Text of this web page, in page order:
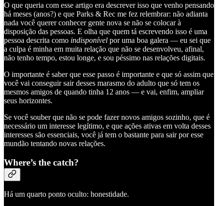
O que queria com esse artigo era descrever isso que venho pensando
há meses (anos?) e que Parks & Rec me fez relembrar: não adianta
nada você querer conhecer gente nova se não se colocar à
disposição das pessoas. E olha que quem tá escrevendo isso é uma
pessoa descrita como indisponível por uma boa galera — eu sei que
a culpa é minha em muita relação que não se desenvolveu, afinal,
não tenho tempo, estou longe, e sou péssimo nas relações digitais.
O importante é saber que esse passo é importante e que só assim que
você vai conseguir sair desses marasmo do adulto que só tem os
mesmos amigos de quando tinha 12 anos — e vai, enfim, ampliar
seus horizontes.
Se você souber que não se pode fazer novos amigos sozinho, que é
necessário um interesse legítimo, e que ações ativas em volta desses
interesses são essenciais, você já tem o bastante para sair por esse
mundão tentando novas relações.
Where’s the catch?
Há um quarto ponto oculto: honestidade.